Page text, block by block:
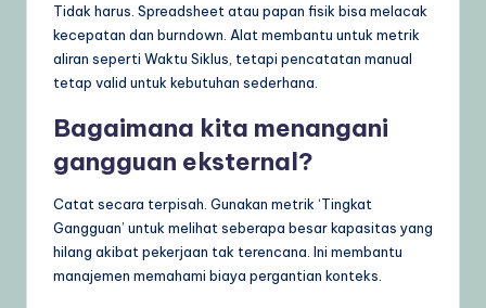
Tidak harus. Spreadsheet atau papan fisik bisa melacak
kecepatan dan burndown. Alat membantu untuk metrik
aliran seperti Waktu Siklus, tetapi pencatatan manual
tetap valid untuk kebutuhan sederhana.
Bagaimana kita menangani
gangguan eksternal?
Catat secara terpisah. Gunakan metrik ‘Tingkat
Gangguan’ untuk melihat seberapa besar kapasitas yang
hilang akibat pekerjaan tak terencana. Ini membantu
manajemen memahami biaya pergantian konteks.